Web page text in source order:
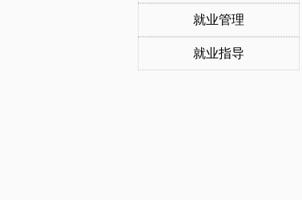
就业管理
就业指导